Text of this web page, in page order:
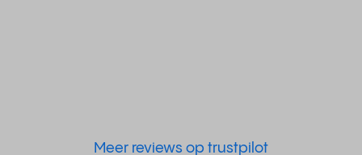
Meer reviews op trustpilot